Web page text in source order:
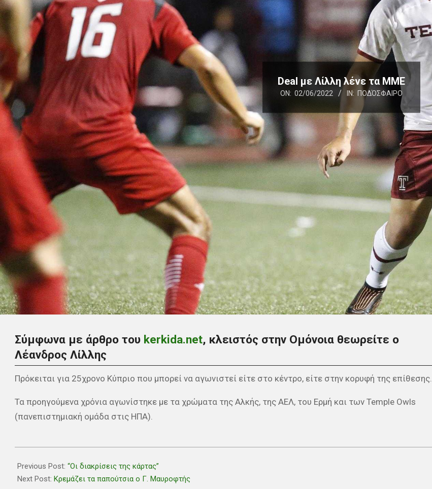
Deal με Λίλλη λένε τα MME
ON: 02/06/2022 IN: ΠΟΔΌΣΦΑΙΡΟ
Σύμφωνα με άρθρο του kerkida.net, κλειστός στην Ομόνοια θεωρείτε ο
Λέανδρος Λίλλης
Πρόκειται για 25χρονο Κύπριο που μπορεί να αγωνιστεί είτε στο κέντρο, είτε στην κορυφή της επίθεσης.
Τα προηγούμενα χρόνια αγωνίστηκε με τα χρώματα της Αλκής, της ΑΕΛ, του Ερμή και των Temple Owls
(πανεπιστημιακή ομάδα στις ΗΠΑ).
06-
02
Previous Post: “Οι διακρίσεις της κάρτας”
Next Post: Κρεμάζει τα παπούτσια ο Γ. Μαυροφτής